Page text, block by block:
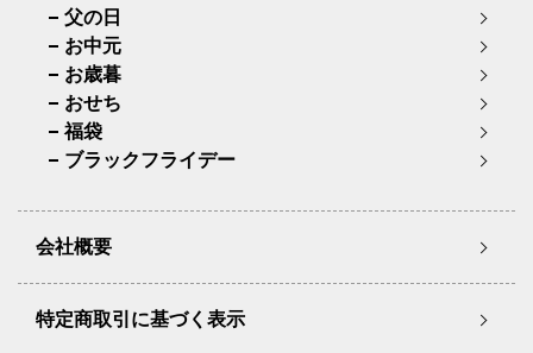
父の日
お中元
お歳暮
おせち
福袋
ブラックフライデー
会社概要
特定商取引に基づく表示